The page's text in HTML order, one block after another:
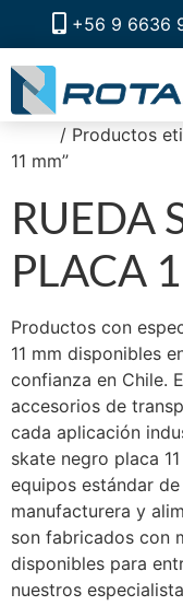
+56 9 6636
/ Productos
11 mm”
RUEDA
PLACA
Productos con
11 mm disponibles
confianza en Chile.
accesorios de
cada aplicación
skate negro placa
equipos estándar
manufacturera y
son fabricados con
disponibles para
nuestros